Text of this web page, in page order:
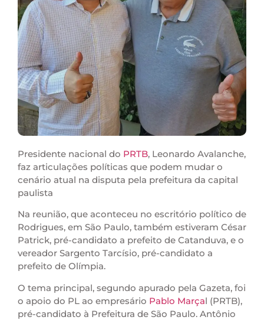
Presidente nacional do PRTB, Leonardo Avalanche,
faz articulações políticas que podem mudar o
cenário atual na disputa pela prefeitura da capital
paulista
Na reunião, que aconteceu no escritório político de
Rodrigues, em São Paulo, também estiveram César
Patrick, pré-candidato a prefeito de Catanduva, e o
vereador Sargento Tarcísio, pré-candidato a
prefeito de Olímpia.
O tema principal, segundo apurado pela Gazeta, foi
o apoio do PL ao empresário Pablo Marçal (PRTB),
pré-candidato à Prefeitura de São Paulo. Antônio